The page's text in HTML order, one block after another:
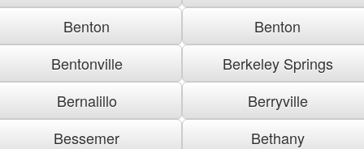
Benton
Benton
Bentonville
Berkeley Springs
Bernalillo
Berryville
Bessemer
Bethany